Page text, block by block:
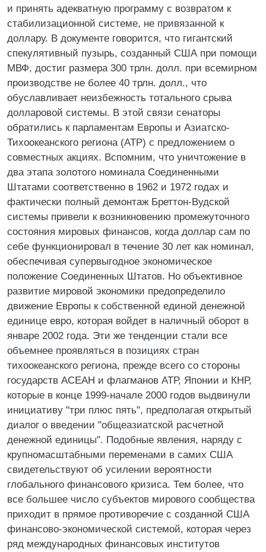
и принять адекватную программу с возвратом к
стабилизационной системе, не привязанной к
доллару. В документе говорится, что гигантский
спекулятивный пузырь, созданный США при помощи
МВФ, достиг размера 300 трлн. долл. при всемирном
производстве не более 40 трлн. долл., что
обуславливает неизбежность тотального срыва
долларовой системы. В этой связи сенаторы
обратились к парламентам Европы и Азиатско-
Тихоокеанского региона (АТР) с предложением о
совместных акциях. Вспомним, что уничтожение в
два этапа золотого номинала Соединенными
Штатами соответственно в 1962 и 1972 годах и
фактически полный демонтаж Бреттон-Вудской
системы привели к возникновению промежуточного
состояния мировых финансов, когда доллар сам по
себе функционировал в течение 30 лет как номинал,
обеспечивая супервыгодное экономическое
положение Соединенных Штатов. Но объективное
развитие мировой экономики предопределило
движение Европы к собственной единой денежной
единице евро, которая войдет в наличный оборот в
январе 2002 года. Эти же тенденции стали все
объемнее проявляться в позициях стран
тихоокеанского региона, прежде всего со стороны
государств АСЕАН и флагманов АТР, Японии и КНР,
которые в конце 1999-начале 2000 годов выдвинули
инициативу "три плюс пять", предполагая открытый
диалог о введении "общеазиатской расчетной
денежной единицы". Подобные явления, наряду с
крупномасштабными переменами в самих США
свидетельствуют об усилении вероятности
глобального финансового кризиса. Тем более, что
все большее число субъектов мирового сообщества
приходит в прямое противоречие с созданной США
финансово-экономической системой, которая через
ряд международных финансовых институтов